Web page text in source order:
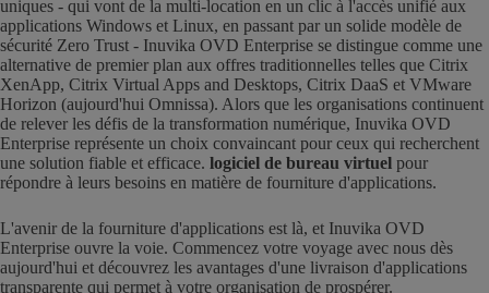
uniques - qui vont de la multi-location en un clic à l'accès unifié aux
applications Windows et Linux, en passant par un solide modèle de
sécurité Zero Trust - Inuvika OVD Enterprise se distingue comme une
alternative de premier plan aux offres traditionnelles telles que Citrix
XenApp, Citrix Virtual Apps and Desktops, Citrix DaaS et VMware
Horizon (aujourd'hui Omnissa). Alors que les organisations continuent
de relever les défis de la transformation numérique, Inuvika OVD
Enterprise représente un choix convaincant pour ceux qui recherchent
une solution fiable et efficace. logiciel de bureau virtuel pour
répondre à leurs besoins en matière de fourniture d'applications.
L'avenir de la fourniture d'applications est là, et Inuvika OVD
Enterprise ouvre la voie. Commencez votre voyage avec nous dès
aujourd'hui et découvrez les avantages d'une livraison d'applications
transparente qui permet à votre organisation de prospérer.